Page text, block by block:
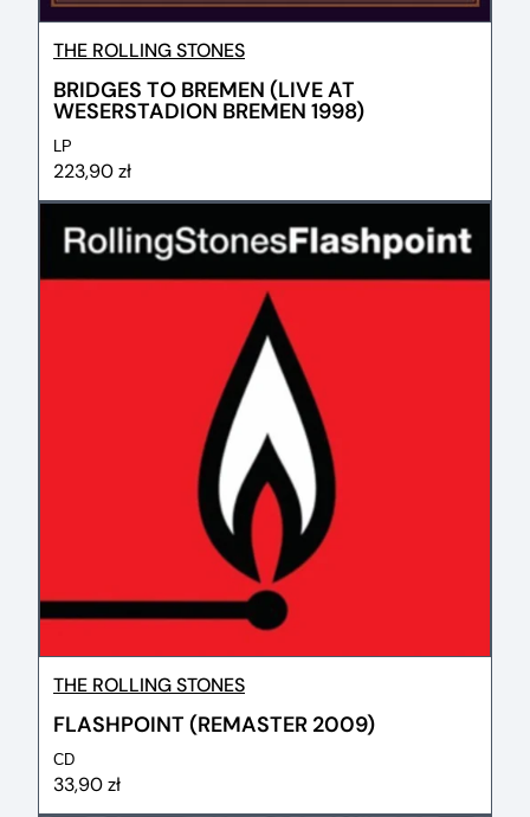
THE ROLLING STONES
BRIDGES TO BREMEN (LIVE AT
WESERSTADION BREMEN 1998)
LP
223,90 zł
THE ROLLING STONES
FLASHPOINT (REMASTER 2009)
CD
33,90 zł